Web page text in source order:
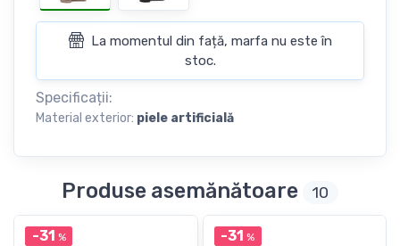
La momentul din față, marfa nu este în
stoc.
Specificații:
Material exterior: piele artificială
Produse asemănătoare 10
-31 % -31 %